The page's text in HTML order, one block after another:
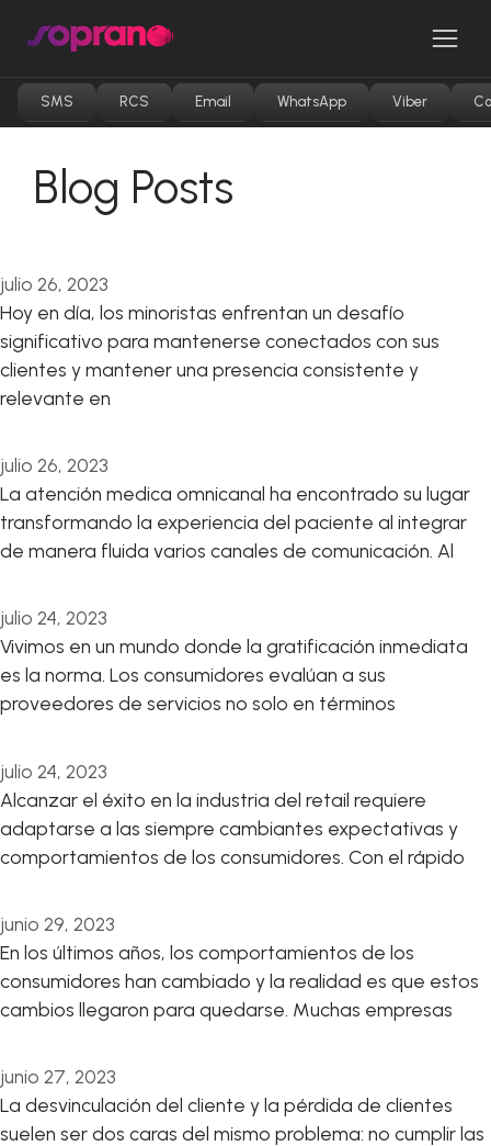
SMS RCS Email WhatsApp Viber
Blog Posts
julio 26, 2023
Hoy en día, los minoristas enfrentan un desafío
significativo para mantenerse conectados con sus
clientes y mantener una presencia consistente y
relevante en
julio 26, 2023
La atención medica omnicanal ha encontrado su lugar
transformando la experiencia del paciente al integrar
de manera fluida varios canales de comunicación. Al
julio 24, 2023
Vivimos en un mundo donde la gratificación inmediata
es la norma. Los consumidores evalúan a sus
proveedores de servicios no solo en términos
julio 24, 2023
Alcanzar el éxito en la industria del retail requiere
adaptarse a las siempre cambiantes expectativas y
comportamientos de los consumidores. Con el rápido
junio 29, 2023
En los últimos años, los comportamientos de los
consumidores han cambiado y la realidad es que estos
cambios llegaron para quedarse. Muchas empresas
junio 27, 2023
La desvinculación del cliente y la pérdida de clientes
suelen ser dos caras del mismo problema: no cumplir las